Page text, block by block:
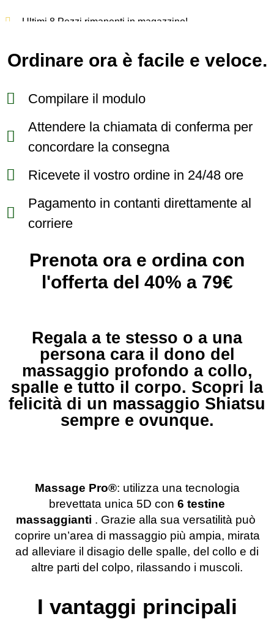
Ultimi 8 Pezzi rimanenti in magazzino!
Ordinare ora è facile e veloce.
Compilare il modulo
Attendere la chiamata di conferma per
concordare la consegna
Ricevete il vostro ordine in 24/48 ore
Pagamento in contanti direttamente al
corriere
Prenota ora e ordina con
l'offerta del 40% a 79€
Regala a te stesso o a una
persona cara il dono del
massaggio profondo a collo,
spalle e tutto il corpo. Scopri la
felicità di un massaggio Shiatsu
sempre e ovunque.
Massage Pro®️: utilizza una tecnologia
brevettata unica 5D con 6 testine
massaggianti . Grazie alla sua versatilità può
coprire un’area di massaggio più ampia, mirata
ad alleviare il disagio delle spalle, del collo e di
altre parti del colpo, rilassando i muscoli.
I vantaggi principali